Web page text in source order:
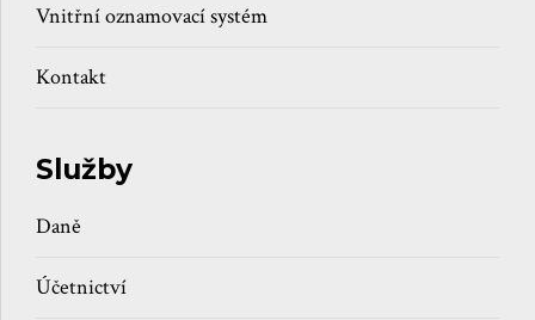
Vnitřní oznamovací systém
Kontakt
Služby
Daně
Účetnictví